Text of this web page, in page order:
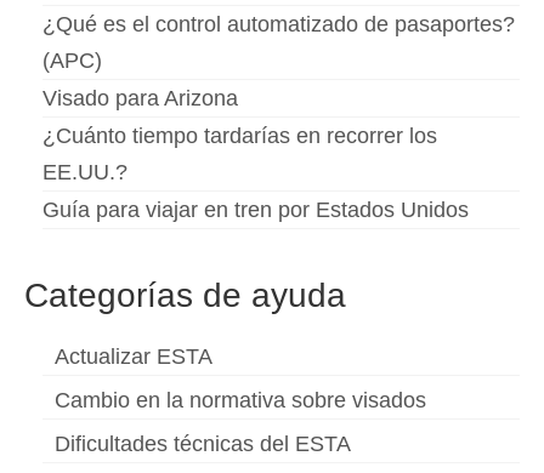
¿Qué es el control automatizado de pasaportes?
(APC)
Visado para Arizona
¿Cuánto tiempo tardarías en recorrer los
EE.UU.?
Guía para viajar en tren por Estados Unidos
Categorías de ayuda
Actualizar ESTA
Cambio en la normativa sobre visados
Dificultades técnicas del ESTA